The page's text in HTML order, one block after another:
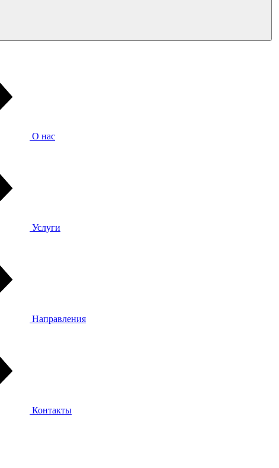
О нас
Услуги
Направления
Контакты